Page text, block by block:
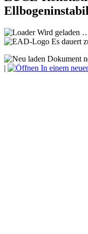
Wird geladen
Es dauert
Dokument
|
In einem